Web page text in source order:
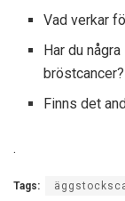
Vad verkar
Har du
bröstcancer?
Finns det
.
Tags: